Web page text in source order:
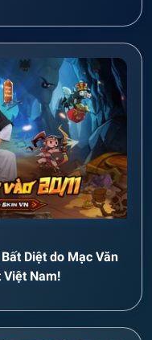
Diệt do Mạc Văn
Nam!